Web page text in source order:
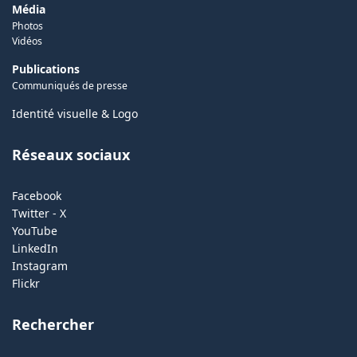
Média
Photos
Vidéos
Publications
Communiqués de presse
Identité visuelle & Logo
Réseaux sociaux
Facebook
Twitter - X
YouTube
LinkedIn
Instagram
Flickr
Rechercher